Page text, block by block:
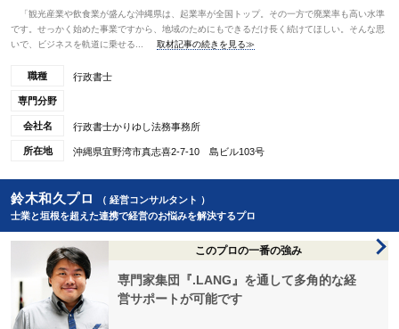
「観光産業や飲食業が盛んな沖縄県は、起業率が全国トップ。その一方で廃業率も高い水準
です。せっかく始めた事業ですから、地域のためにもできるだけ長く続けてほしい。そんな思
いで、ビジネスを軌道に乗せる...
取材記事の続きを見る≫
職種 行政書士
専門分野
会社名 行政書士かりゆし法務事務所
所在地 沖縄県宜野湾市真志喜2-7-10 島ビル103号
鈴木和久プロ
（ 経営コンサルタント ）
士業と垣根を超えた連携で経営のお悩みを解決するプロ
このプロの一番の強み
専門家集団『.LANG』を通して多角的な経
営サポートが可能です